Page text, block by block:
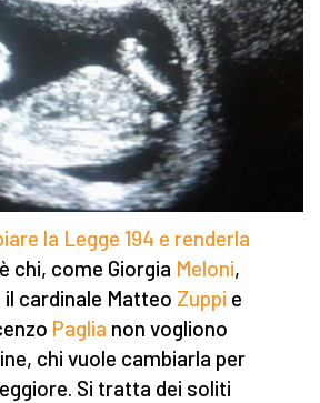
la Legge 194 e renderla
chi, come Giorgia Meloni,
il cardinale Matteo Zuppi e
Paglia non vogliono
chi vuole cambiarla per
Si tratta dei soliti